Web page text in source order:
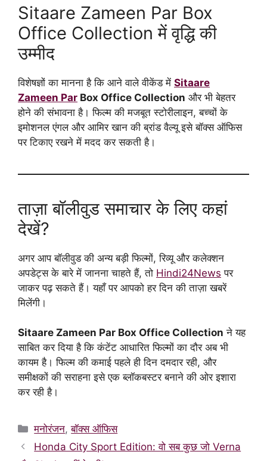
Sitaare Zameen Par Box
Office Collection में वृद्धि की
उम्मीद
विशेषज्ञों का मानना है कि आने वाले वीकेंड में Sitaare
Zameen Par Box Office Collection और भी बेहतर
होने की संभावना है। फिल्म की मजबूत स्टोरीलाइन, बच्चों के
इमोशनल एंगल और आमिर खान की ब्रांड वैल्यू इसे बॉक्स ऑफिस
पर टिकाए रखने में मदद कर सकती है।
ताज़ा बॉलीवुड समाचार के लिए कहां
देखें?
अगर आप बॉलीवुड की अन्य बड़ी फिल्मों, रिव्यू और कलेक्शन
अपडेट्स के बारे में जानना चाहते हैं, तो Hindi24News पर
जाकर पढ़ सकते हैं। यहाँ पर आपको हर दिन की ताज़ा खबरें
मिलेंगी।
Sitaare Zameen Par Box Office Collection ने यह
साबित कर दिया है कि कंटेंट आधारित फिल्मों का दौर अब भी
कायम है। फिल्म की कमाई पहले ही दिन दमदार रही, और
समीक्षकों की सराहना इसे एक ब्लॉकबस्टर बनाने की ओर इशारा
कर रही है।
Categories
मनोरंजन,बॉक्स ऑफिस
Honda City Sport Edition: वो सब कुछ जो Verna